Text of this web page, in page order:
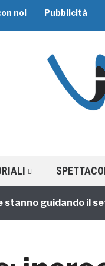
noi Pubblicità
guidando il settore